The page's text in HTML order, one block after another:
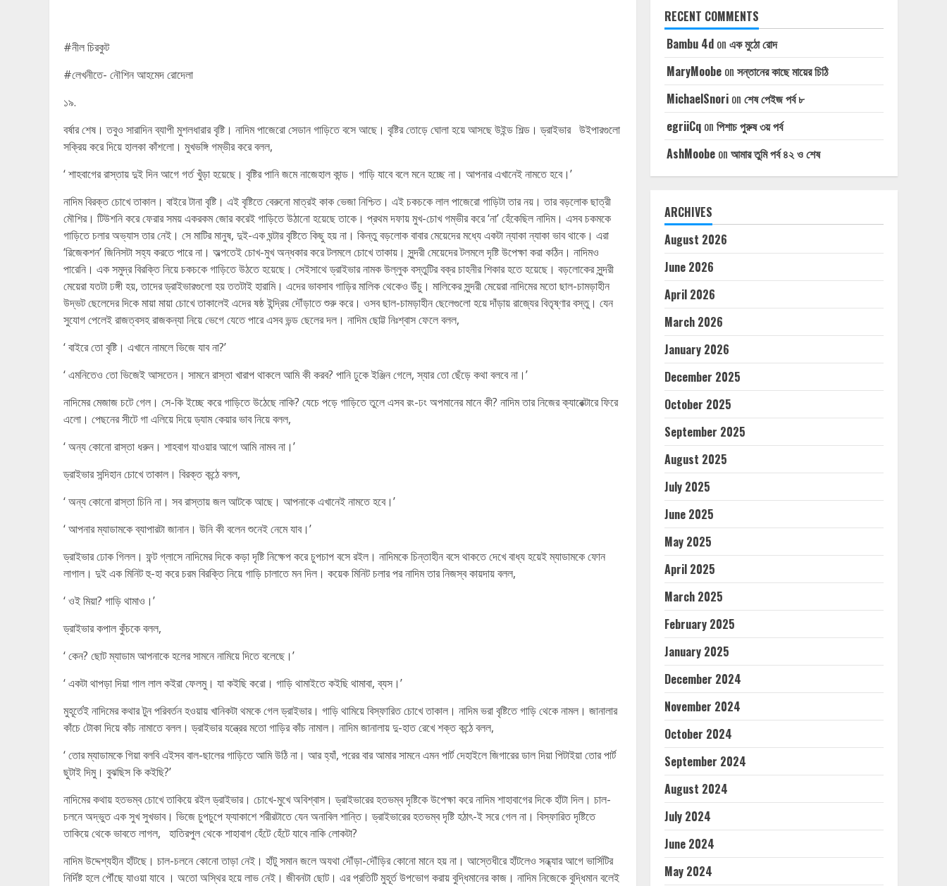
#নীল চিরকুট
#লেখনীতে- নৌশিন আহমেদ রোদেলা
১৯.
বর্ষার শেষ। তবুও সারাদিন ব্যাপী মুশলধারার বৃষ্টি। নাদিম পাজেরো সেডান গাড়িতে বসে আছে। বৃষ্টির তোড়ে ঘোলা হয়ে আসছে উইন্ড শিল্ড। ড্রাইভার উইপারগুলো
সক্রিয় করে দিয়ে হালকা কাঁশলো। মুখভঙ্গি গম্ভীর করে বলল,
‘ শাহবাগের রাস্তায় দুই দিন আগে গর্ত খুঁড়া হয়েছে। বৃষ্টির পানি জমে নাজেহাল কান্ড। গাড়ি যাবে বলে মনে হচ্ছে না। আপনার এখানেই নামতে হবে।’
নাদিম বিরক্ত চোখে তাকাল। বাইরে টানা বৃষ্টি। এই বৃষ্টিতে বেরুনো মাত্রই কাক ভেজা নিশ্চিত। এই চকচকে লাল পাজেরো গাড়িটা তার নয়। তার বড়লোক ছাত্রী
মৌশির। টিউশনি করে ফেরার সময় একরকম জোর করেই গাড়িতে উঠানো হয়েছে তাকে। প্রথম দফায় মুখ-চোখ গম্ভীর করে ‘না’ হেঁকেছিল নাদিম। এসব চকমকে
গাড়িতে চলার অভ্যাস তার নেই। সে মাটির মানুষ, দুই-এক ঘন্টার বৃষ্টিতে কিছু হয় না। কিন্তু বড়লোক বাবার মেয়েদের মধ্যে একটা ন্যাকা ন্যাকা ভাব থাকে। এরা
‘রিজেকশন’ জিনিসটা সহ্য করতে পারে না। অল্পতেই চোখ-মুখ অন্ধকার করে টলমলে চোখে তাকায়। সুন্দরী মেয়েদের টলমলে দৃষ্টি উপেক্ষা করা কঠিন। নাদিমও
পারেনি। এক সমুদ্র বিরক্তি নিয়ে চকচকে গাড়িতে উঠতে হয়েছে। সেইসাথে ড্রাইভার নামক উল্লুক বস্তুটির বক্র চাহনীর শিকার হতে হয়েছে। বড়লোকের সুন্দরী
মেয়েরা যতটা ঢঙ্গী হয়, তাদের ড্রাইভারগুলো হয় ততটাই হারামি। এদের ভাবসাব গাড়ির মালিক থেকেও উঁচু। মালিকের সুন্দরী মেয়েরা নাদিমের মতো ছাল-চামড়াহীন
উদ্ভট ছেলেদের দিকে মায়া মায়া চোখে তাকালেই এদের ষষ্ঠ ইন্দ্রিয় দৌঁড়াতে শুরু করে। ওসব ছাল-চামড়াহীন ছেলেগুলো হয়ে দাঁড়ায় রাজ্যের বিতৃষ্ণার বস্তু। যেন
সুযোগ পেলেই রাজত্বসহ রাজকন্যা নিয়ে ভেগে যেতে পারে এসব ভন্ড ছেলের দল। নাদিম ছোট্ট নিঃশ্বাস ফেলে বলল,
‘ বাইরে তো বৃষ্টি। এখানে নামলে ভিজে যাব না?’
‘ এমনিতেও তো ভিজেই আসতেন। সামনে রাস্তা খারাপ থাকলে আমি কী করব? পানি ঢুকে ইঞ্জিন গেলে, স্যার তো ছেঁড়ে কথা বলবে না।’
নাদিমের মেজাজ চটে গেল। সে-কি ইচ্ছে করে গাড়িতে উঠেছে নাকি? যেচে পড়ে গাড়িতে তুলে এসব রং-ঢং অপমানের মানে কী? নাদিম তার নিজের ক্যারেক্টারে ফিরে
এলো। পেছনের সীটে গা এলিয়ে দিয়ে ড্যাম কেয়ার ভাব নিয়ে বলল,
‘ অন্য কোনো রাস্তা ধরুন। শাহবাগ যাওয়ার আগে আমি নামব না।’
ড্রাইভার সন্দিহান চোখে তাকাল। বিরক্ত কন্ঠে বলল,
‘ অন্য কোনো রাস্তা চিনি না। সব রাস্তায় জল আটকে আছে। আপনাকে এখানেই নামতে হবে।’
‘ আপনার ম্যাডামকে ব্যাপারটা জানান। উনি কী বলেন শুনেই নেমে যাব।’
ড্রাইভার ঢোক গিলল। ফন্ট গ্লাসে নাদিমের দিকে কড়া দৃষ্টি নিক্ষেপ করে চুপচাপ বসে রইল। নাদিমকে চিন্তাহীন বসে থাকতে দেখে বাধ্য হয়েই ম্যাডামকে ফোন
লাগাল। দুই এক মিনিট হু-হা করে চরম বিরক্তি নিয়ে গাড়ি চালাতে মন দিল। কয়েক মিনিট চলার পর নাদিম তার নিজস্ব কায়দায় বলল,
‘ ওই মিয়া? গাড়ি থামাও।’
ড্রাইভার কপাল কুঁচকে বলল,
‘ কেন? ছোট ম্যাডাম আপনাকে হলের সামনে নামিয়ে দিতে বলেছে।’
‘ একটা থাপড়া দিয়া গাল লাল কইরা ফেলমু। যা কইছি করো। গাড়ি থামাইতে কইছি থামাবা, ব্যস।’
মুহূর্তেই নাদিমের কথার টুন পরিবর্তন হওয়ায় খানিকটা থমকে গেল ড্রাইভার। গাড়ি থামিয়ে বিস্ফারিত চোখে তাকাল। নাদিম ভরা বৃষ্টিতে গাড়ি থেকে নামল। জানালার
কাঁচে টোকা দিয়ে কাঁচ নামাতে বলল। ড্রাইভার যন্ত্রের মতো গাড়ির কাঁচ নামাল। নাদিম জানালায় দু-হাত রেখে শক্ত কন্ঠে বলল,
‘ তোর ম্যাডামকে গিয়া বলবি এইসব বাল-ছালের গাড়িতে আমি উঠি না। আর হ্যাঁ, পরের বার আমার সামনে এমন পার্ট দেহাইলে জিগারের ডাল দিয়া পিটাইয়া তোর পার্ট
ছুটাই দিমু। বুঝছিস কি কইছি?’
নাদিমের কথায় হতভম্ব চোখে তাকিয়ে রইল ড্রাইভার। চোখে-মুখে অবিশ্বাস। ড্রাইভারের হতভম্ব দৃষ্টিকে উপেক্ষা করে নাদিম শাহাবাগের দিকে হাঁটা দিল। চাল-
চলনে অদ্ভুত এক সুখ সুখভাব। ভিজে চুপচুপে ফ্যাকাশে শরীরটাতে যেন অনাবিল শান্তি। ড্রাইভারের হতভম্ব দৃষ্টি হঠাৎ-ই সরে গেল না। বিস্ফারিত দৃষ্টিতে
তাকিয়ে থেকে ভাবতে লাগল, হাতিরপুল থেকে শাহাবাগ হেঁটে হেঁটে যাবে নাকি লোকটা?
নাদিম উদ্দেশ্যহীন হাঁটছে। চাল-চলনে কোনো তাড়া নেই। হাঁটু সমান জলে অযথা দৌঁড়া-দৌঁড়ির কোনো মানে হয় না। আস্তেধীরে হাঁটলেও সন্ধ্যার আগে ভার্সিটির
নির্দিষ্ট হলে পৌঁছে যাওয়া যাবে । অতো অস্থির হয়ে লাভ নেই। জীবনটা ছোট। এর প্রতিটি মুহূর্ত উপভোগ করায় বুদ্ধিমানের কাজ। নাদিম নিজেকে বুদ্ধিমান বলেই
RECENT COMMENTS
Bambu 4don এক মুঠো রোদ
MaryMoobeon সন্তানের কাছে মায়ের চিঠি
MichaelSnorion শেষ পেইজ পর্ব ৮
egriiCqon পিশাচ পুরুষ ৩য় পর্ব
AshMoobeon আমার তুমি পর্ব ৪২ ও শেষ
ARCHIVES
August 2026
June 2026
April 2026
March 2026
January 2026
December 2025
October 2025
September 2025
August 2025
July 2025
June 2025
May 2025
April 2025
March 2025
February 2025
January 2025
December 2024
November 2024
October 2024
September 2024
August 2024
July 2024
June 2024
May 2024